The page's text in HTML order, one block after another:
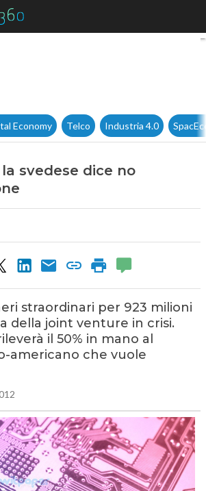
ST-Ericsson, la svedese dice
Economy Telco Industria 4.0
la svedese dice no
straordinari per 923 milioni
della joint venture in crisi.
il 50% in mano al
americano che vuole